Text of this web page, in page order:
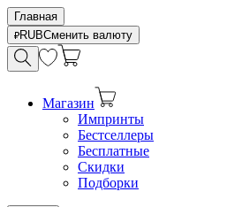
Главная
RUBСменить валюту
Магазин
Импринты
Бестселлеры
Бесплатные
Скидки
Подборки